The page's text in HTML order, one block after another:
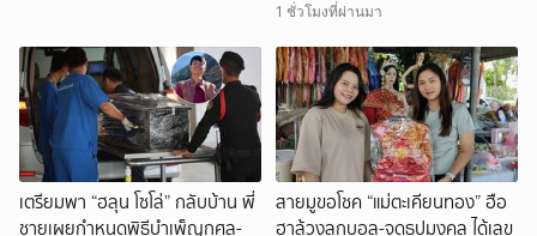
1 ชั่วโมงที่ผ่านมา
เตรียมพา “ฮลุน โซโล่” กลับบ้าน พี่
ชายเผยกำหนดพิธีบำเพ็ญกุศล-
สายมูขอโชค “แม่ตะเคียนทอง” ฮือ
ฮาล้วงลูกบอล-จุดธูปมงคล ได้เลข